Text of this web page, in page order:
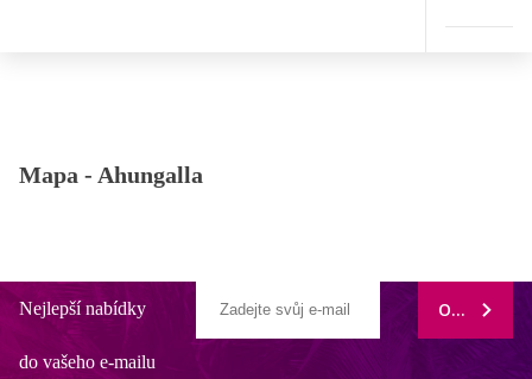
Mapa - Ahungalla
Nejlepší nabídky
do vašeho e-mailu
ODEBÍRAT